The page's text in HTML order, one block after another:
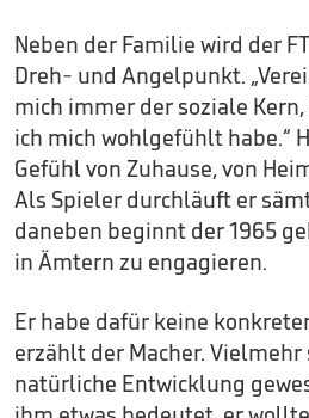
Neben der Familie wird der
Dreh- und Angelpunkt.
mich immer der soziale
ich mich wohlgefühlt habe.“
Gefühl von Zuhause, von
Als Spieler durchläuft er
daneben beginnt der 1965
in Ämtern zu engagieren.
Er habe dafür keine
erzählt der Macher.
natürliche Entwicklung